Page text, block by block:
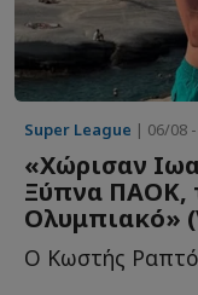
Super League | 06/08
«Χώρισαν
Ξύπνα ΠΑΟΚ,
Ολυμπιακό»